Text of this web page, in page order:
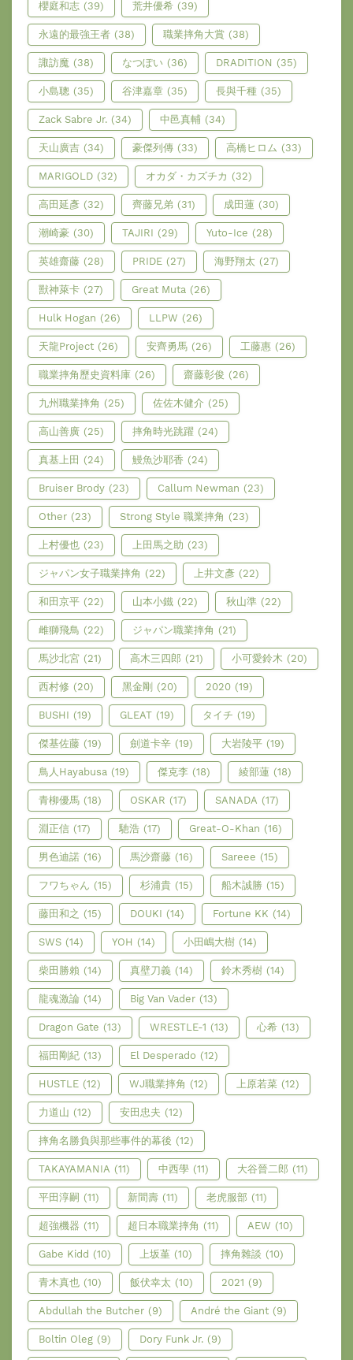
櫻庭和志 (39) 荒井優希 (39)
永遠的最強王者 (38) 職業摔角大賞 (38)
諏訪魔 (38) なつぽい (36) DRADITION (35)
小島聰 (35) 谷津嘉章 (35) 長與千種 (35)
Zack Sabre Jr. (34) 中邑真輔 (34)
天山廣吉 (34) 豪傑列傳 (33) 高橋ヒロム (33)
MARIGOLD (32) オカダ・カズチカ (32)
高田延彥 (32) 齊藤兄弟 (31) 成田蓮 (30)
潮崎豪 (30) TAJIRI (29) Yuto-Ice (28)
英雄齋藤 (28) PRIDE (27) 海野翔太 (27)
獸神萊卡 (27) Great Muta (26)
Hulk Hogan (26) LLPW (26)
天龍Project (26) 安齊勇馬 (26) 工藤惠 (26)
職業摔角歷史資料庫 (26) 齋藤彰俊 (26)
九州職業摔角 (25) 佐佐木健介 (25)
高山善廣 (25) 摔角時光跳躍 (24)
真基上田 (24) 鰻魚沙耶香 (24)
Bruiser Brody (23) Callum Newman (23)
Other (23) Strong Style 職業摔角 (23)
上村優也 (23) 上田馬之助 (23)
ジャパン女子職業摔角 (22) 上井文彥 (22)
和田京平 (22) 山本小鐵 (22) 秋山準 (22)
雌獅飛鳥 (22) ジャパン職業摔角 (21)
馬沙北宮 (21) 高木三四郎 (21) 小可愛鈴木 (20)
西村修 (20) 黑金剛 (20) 2020 (19)
BUSHI (19) GLEAT (19) タイチ (19)
傑基佐藤 (19) 劍道卡辛 (19) 大岩陵平 (19)
鳥人Hayabusa (19) 傑克李 (18) 綾部蓮 (18)
青柳優馬 (18) OSKAR (17) SANADA (17)
淵正信 (17) 馳浩 (17) Great-O-Khan (16)
男色迪諾 (16) 馬沙齋藤 (16) Sareee (15)
フワちゃん (15) 杉浦貴 (15) 船木誠勝 (15)
藤田和之 (15) DOUKI (14) Fortune KK (14)
SWS (14) YOH (14) 小田嶋大樹 (14)
柴田勝賴 (14) 真壁刀義 (14) 鈴木秀樹 (14)
龍魂激論 (14) Big Van Vader (13)
Dragon Gate (13) WRESTLE-1 (13) 心希 (13)
福田剛紀 (13) El Desperado (12)
HUSTLE (12) WJ職業摔角 (12) 上原若菜 (12)
力道山 (12) 安田忠夫 (12)
摔角名勝負與那些事件的幕後 (12)
TAKAYAMANIA (11) 中西學 (11) 大谷晉二郎 (11)
平田淳嗣 (11) 新間壽 (11) 老虎服部 (11)
超強機器 (11) 超日本職業摔角 (11) AEW (10)
Gabe Kidd (10) 上坂堇 (10) 摔角雜談 (10)
青木真也 (10) 飯伏幸太 (10) 2021 (9)
Abdullah the Butcher (9) André the Giant (9)
Boltin Oleg (9) Dory Funk Jr. (9)